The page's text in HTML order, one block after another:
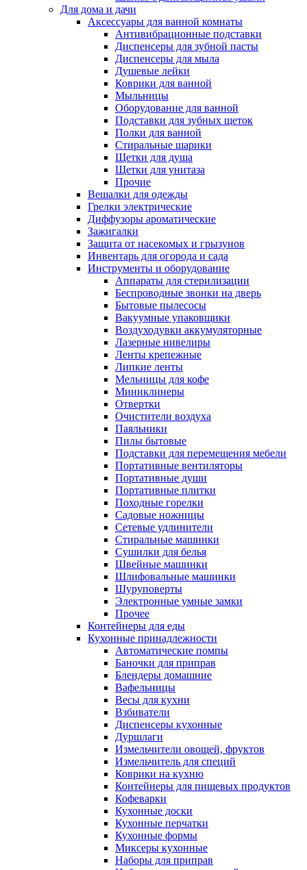
Для дома и дачи
Аксессуары для ванной комнаты
Антивибрационные подставки
Диспенсеры для зубной пасты
Диспенсеры для мыла
Душевые лейки
Коврики для ванной
Мыльницы
Оборудование для ванной
Подставки для зубных щеток
Полки для ванной
Стиральные шарики
Щетки для душа
Щетки для унитаза
Прочие
Вешалки для одежды
Грелки электрические
Диффузоры ароматические
Зажигалки
Защита от насекомых и грызунов
Инвентарь для огорода и сада
Инструменты и оборудование
Аппараты для стерилизации
Беспроводные звонки на дверь
Бытовые пылесосы
Вакуумные упаковщики
Воздуходувки аккумуляторные
Лазерные нивелиры
Ленты крепежные
Липкие ленты
Мельницы для кофе
Миниклинеры
Отвертки
Очистители воздуха
Паяльники
Пилы бытовые
Подставки для перемещения мебели
Портативные вентиляторы
Портативные души
Портативные плитки
Походные горелки
Садовые ножницы
Сетевые удлинители
Стиральные машинки
Сушилки для белья
Швейные машинки
Шлифовальные машинки
Шуруповерты
Электронные умные замки
Прочее
Контейнеры для еды
Кухонные принадлежности
Автоматические помпы
Баночки для приправ
Блендеры домашние
Вафельницы
Весы для кухни
Взбиватели
Диспенсеры кухонные
Дуршлаги
Измельчители овощей, фруктов
Измельчитель для специй
Коврики на кухню
Контейнеры для пищевых продуктов
Кофеварки
Кухонные доски
Кухонные перчатки
Кухонные формы
Миксеры кухонные
Наборы для приправ